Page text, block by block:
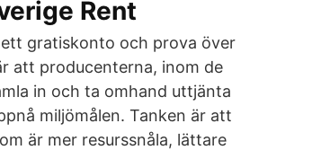
Rent
ett gratiskonto och prova över
att producenterna, inom de
in och ta omhand uttjänta
miljömålen. Tanken är att
är mer resurssnåla, lättare